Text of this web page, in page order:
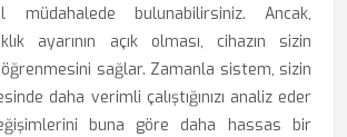
müdahalede bulunabilirsiniz. Ancak,
ayarının açık olması, cihazın sizin
sağlar. Zamanla sistem, sizin
daha verimli çalıştığınızı analiz eder
buna göre daha hassas bir